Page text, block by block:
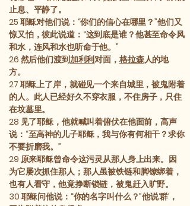
止息、平静了。
25 耶稣对他们说：“你们的信心在哪里？”他们又
惊又怕，彼此说道：“这到底是谁？他甚至命令风
和水，连风和水也听命于他。”
26 然后他们渡到加利利对面， 格拉森人的地
方。
27 耶稣上了岸，就碰见一个来自城里，被鬼附着
的人。此人已经好久不穿衣服，不住房子，只住
在坟墓里。
28 见了耶稣，他就喊叫着俯伏在他面前，高声
说：“至高神的儿子耶稣，我与你有何相干？求你
不要折磨我。”
29 原来耶稣曾命令这污灵从那人身上出来。因
为它屡次抓住那人；那人虽被铁链和脚镣绑着，
也有人看守，他竟挣断锁链，被鬼赶入旷野。
30 耶稣问他说：“你的名字叫什么？”他说‘群’，